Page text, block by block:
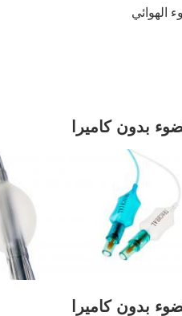
الهوائي
بدون كاميرا
بدون كاميرا